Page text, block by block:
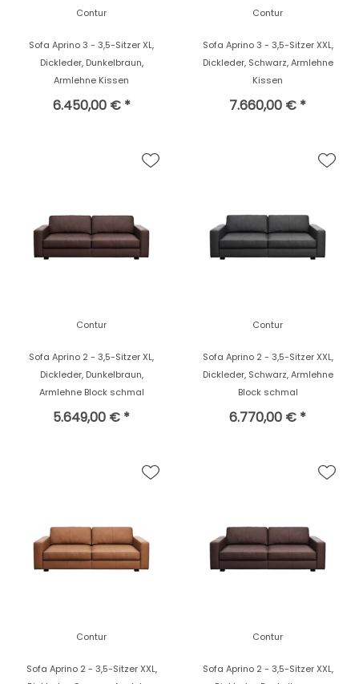
Contur
Sofa Aprino 3 - 3,5-Sitzer XL,
Dickleder, Dunkelbraun,
Armlehne Kissen
6.450,00 € *
Contur
Sofa Aprino 3 - 3,5-Sitzer XXL,
Dickleder, Schwarz, Armlehne
Kissen
7.660,00 € *
Contur
Sofa Aprino 2 - 3,5-Sitzer XL,
Dickleder, Dunkelbraun,
Armlehne Block schmal
5.649,00 € *
Contur
Sofa Aprino 2 - 3,5-Sitzer XXL,
Dickleder, Schwarz, Armlehne
Block schmal
6.770,00 € *
Contur
Sofa Aprino 2 - 3,5-Sitzer XXL,
Contur
Sofa Aprino 2 - 3,5-Sitzer XXL,